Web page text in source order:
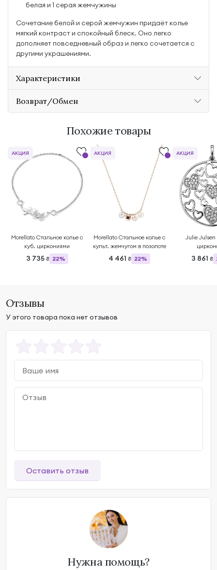
белая и 1 серая жемчужины
Сочетание белой и серой жемчужин придаёт колье
мягкий контраст и спокойный блеск. Оно легко
дополняет повседневный образ и легко сочетается с
другими украшениями.
Характеристики
Возврат/Обмен
Похожие товары
Morellato Стальное колье с
куб. циркониями
3 735 ₴ 22%
АКЦИЯ
Morellato Стальное колье с
культ. жемчугом в позолоте
4 461 ₴ 22%
АКЦИЯ
Julie
3 861 ₴
АКЦИЯ
Отзывы
У этого товара пока нет отзывов
Оставить отзыв
Нужна помощь?